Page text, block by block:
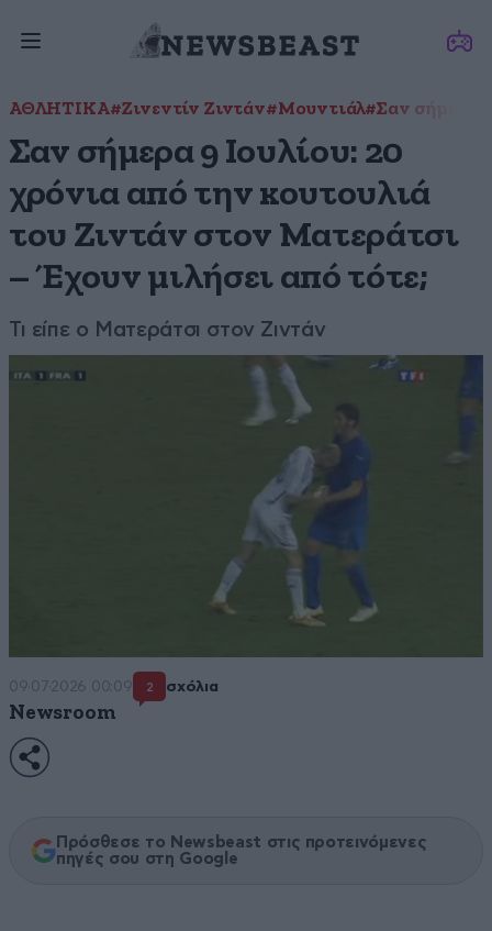
ΑΘΛΗΤΙΚΑ#Ζινεντίν Ζιντάν#Μουντιάλ#Σαν σήμερα
Σαν σήμερα 9 Ιουλίου: 20
χρόνια από την κουτουλιά
του Ζιντάν στον Ματεράτσι
– Έχουν μιλήσει από τότε;
Τι είπε ο Ματεράτσι στον Ζιντάν
09·07·2026 00:09 2 σχόλια
Newsroom
Πρόσθεσε το Newsbeast στις προτεινόμενες
πηγές σου στη Google